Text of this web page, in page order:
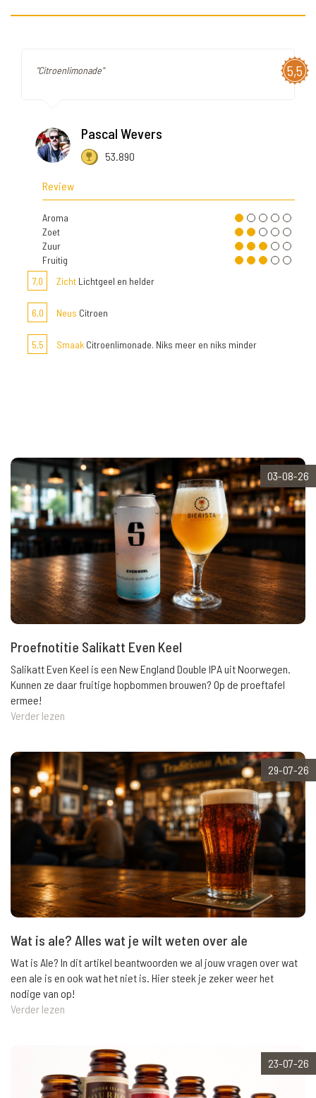
5,5
"Citroenlimonade"
Pascal Wevers
53.890
Review
Aroma
Zoet
Zuur
Fruitig
7,0
Zicht Lichtgeel en helder
6,0 Neus Citroen
5,5 Smaak Citroenlimonade. Niks meer en niks minder
03-08-26
Proefnotitie Salikatt Even Keel
Salikatt Even Keel is een New England Double IPA uit Noorwegen.
Kunnen ze daar fruitige hopbommen brouwen? Op de proeftafel
ermee!
Verder lezen
29-07-26
Wat is ale? Alles wat je wilt weten over ale
Wat is Ale? In dit artikel beantwoorden we al jouw vragen over wat
een ale is en ook wat het niet is. Hier steek je zeker weer het
nodige van op!
Verder lezen
23-07-26